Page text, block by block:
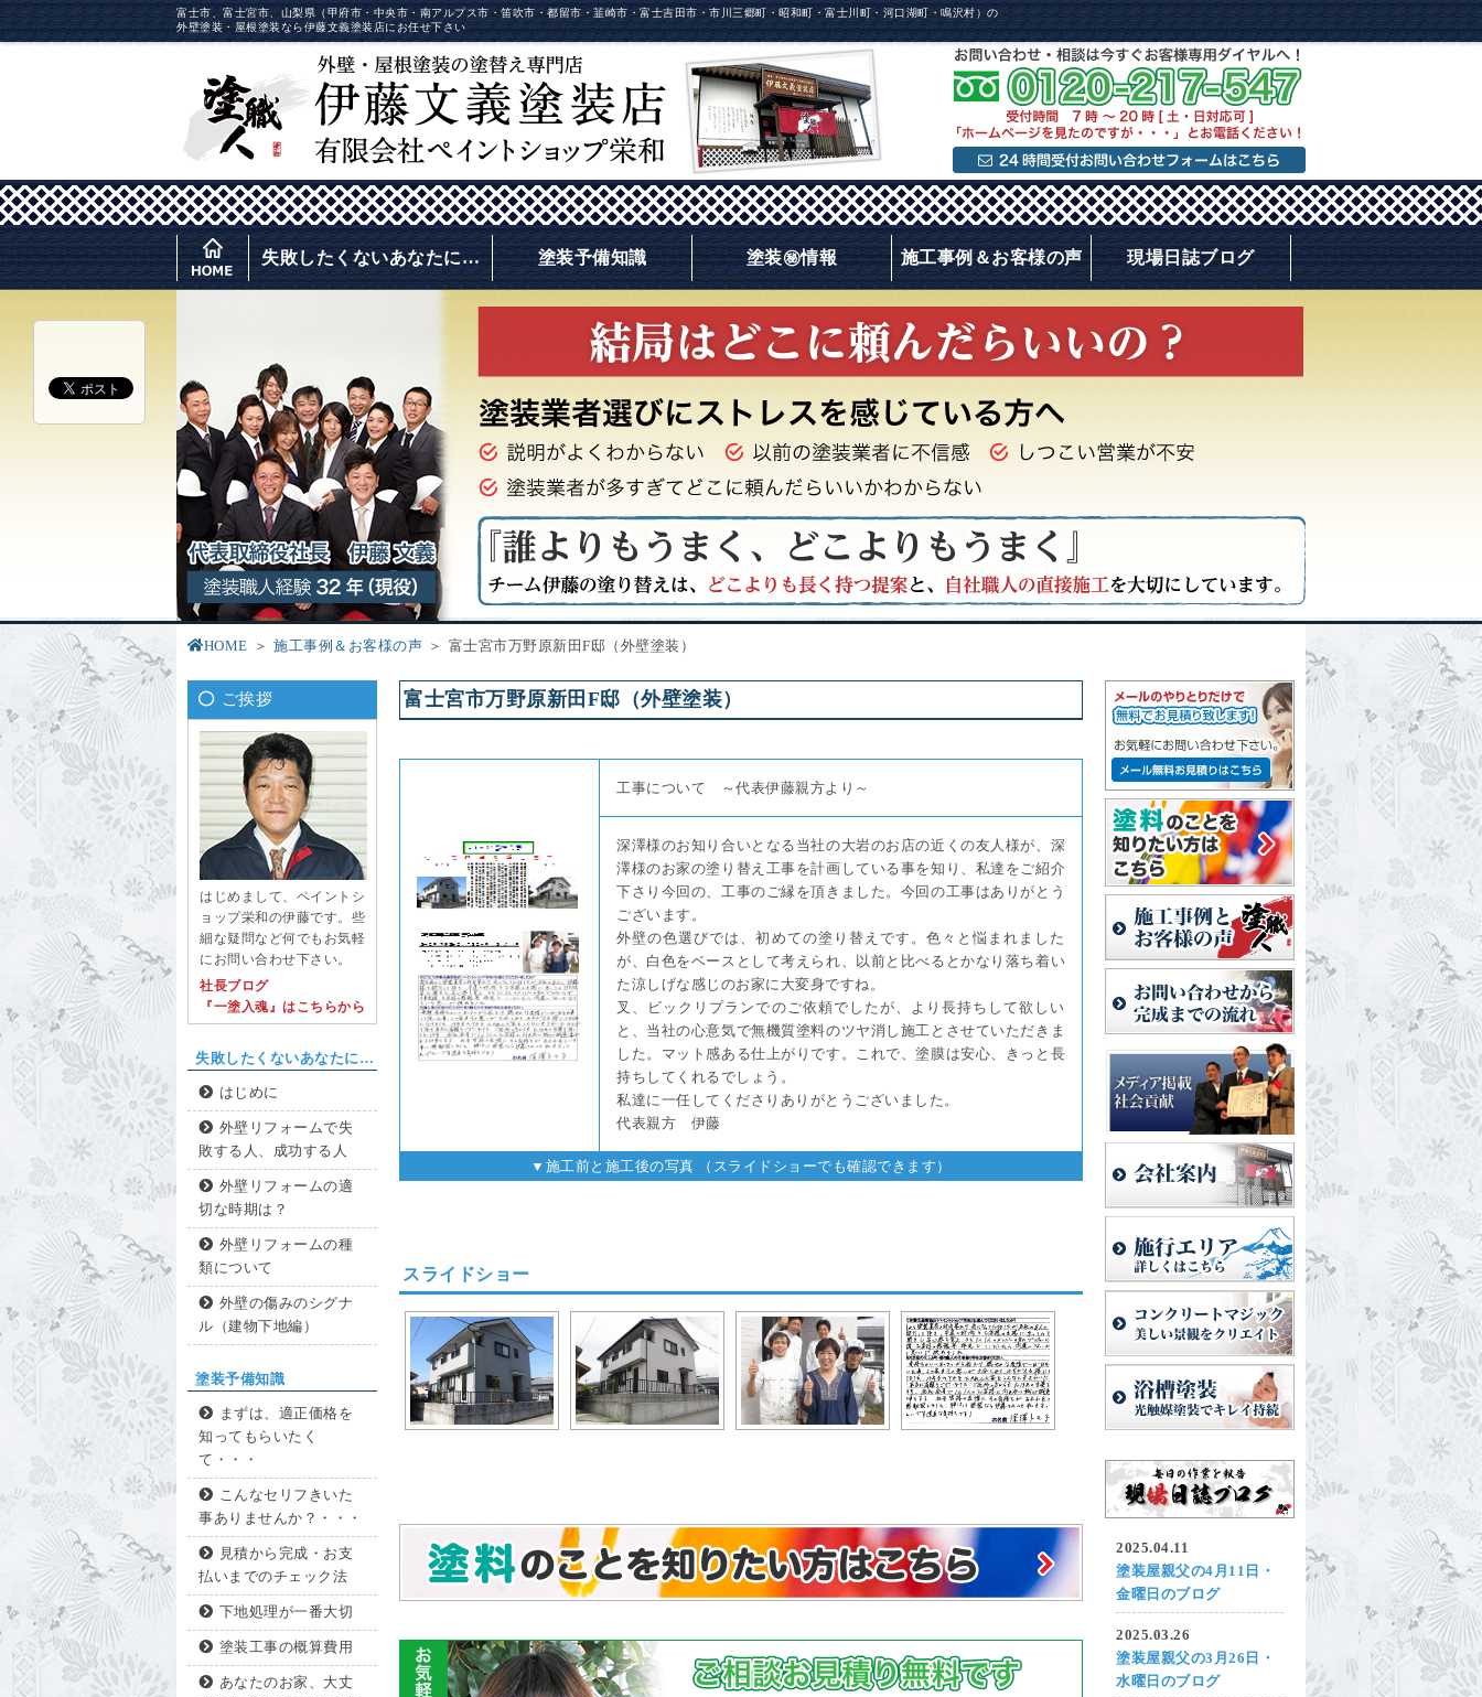
富士市、富士宮市、山梨県（甲府市・中央市・南アルプス市・笛吹市・都留市・韮崎市・富士吉田市・市川三郷町・昭和町・富士川町・河口湖町・鳴沢村）の
外壁塗装・屋根塗装なら伊藤文義塗装店にお任せ下さい
失敗したくないあなたに… 塗装予備知識 塗装㊙情報 施工事例＆お客様の声 現場日誌ブログ
HOME 施工事例＆お客様の声 富士宮市万野原新田F邸（外壁塗装）
ご挨拶
はじめまして、ペイントシ
ョップ栄和の伊藤です。些
細な疑問など何でもお気軽
にお問い合わせ下さい。
社長ブログ
『一塗入魂』はこちらから
失敗したくないあなたに…
はじめに
外壁リフォームで失
敗する人、成功する人
外壁リフォームの適
切な時期は？
外壁リフォームの種
類について
外壁の傷みのシグナ
ル（建物下地編）
塗装予備知識
まずは、適正価格を
知ってもらいたく
て・・・
こんなセリフきいた
事ありませんか？・・・
見積から完成・お支
払いまでのチェック法
下地処理が一番大切
塗装工事の概算費用
あなたのお家、大丈
富士宮市万野原新田F邸（外壁塗装）
工事について ～代表伊藤親方より～
深澤様のお知り合いとなる当社の大岩のお店の近くの友人様が、深
澤様のお家の塗り替え工事を計画している事を知り、私達をご紹介
下さり今回の、工事のご縁を頂きました。今回の工事はありがとう
ございます。
外壁の色選びでは、初めての塗り替えです。色々と悩まれました
が、白色をベースとして考えられ、以前と比べるとかなり落ち着い
た涼しげな感じのお家に大変身ですね。
叉、ビックリプランでのご依頼でしたが、より長持ちして欲しい
と、当社の心意気で無機質塗料のツヤ消し施工とさせていただきま
した。マット感ある仕上がりです。これで、塗膜は安心、きっと長
持ちしてくれるでしょう。
私達に一任してくださりありがとうございました。
代表親方 伊藤
▼施工前と施工後の写真 （スライドショーでも確認できます）
スライドショー
2025.04.11
塗装屋親父の4月11日・
金曜日のブログ
2025.03.26
塗装屋親父の3月26日・
水曜日のブログ